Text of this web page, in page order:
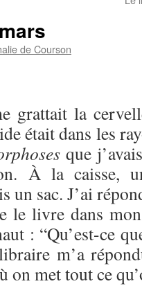
de Courson
grattait la
était dans les
que
À la caisse,
un sac. J’ai
le livre dans
: “Qu’est-ce
m’a
on met tout ce